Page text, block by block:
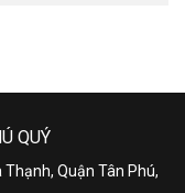
QUÝ
Quận Tân Phú,